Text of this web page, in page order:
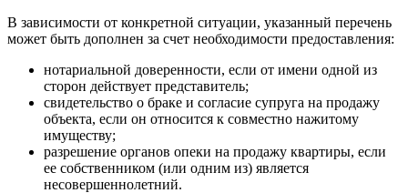
В зависимости от конкретной ситуации, указанный перечень
может быть дополнен за счет необходимости предоставления:
нотариальной доверенности, если от имени одной из
сторон действует представитель;
свидетельство о браке и согласие супруга на продажу
объекта, если он относится к совместно нажитому
имуществу;
разрешение органов опеки на продажу квартиры, если
ее собственником (или одним из) является
несовершеннолетний.